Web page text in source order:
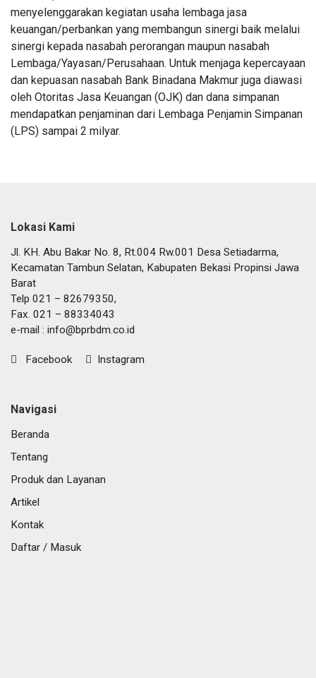
menyelenggarakan kegiatan usaha lembaga jasa
keuangan/perbankan yang membangun sinergi baik melalui
sinergi kepada nasabah perorangan maupun nasabah
Lembaga/Yayasan/Perusahaan. Untuk menjaga kepercayaan
dan kepuasan nasabah Bank Binadana Makmur juga diawasi
oleh Otoritas Jasa Keuangan (OJK) dan dana simpanan
mendapatkan penjaminan dari Lembaga Penjamin Simpanan
(LPS) sampai 2 milyar.
Lokasi Kami
Jl. KH. Abu Bakar No. 8, Rt.004 Rw.001 Desa Setiadarma,
Kecamatan Tambun Selatan, Kabupaten Bekasi Propinsi Jawa
Barat
Telp 021 – 82679350,
Fax. 021 – 88334043
e-mail : info@bprbdm.co.id
Facebook Instagram
Navigasi
Beranda
Tentang
Produk dan Layanan
Artikel
Kontak
Daftar / Masuk